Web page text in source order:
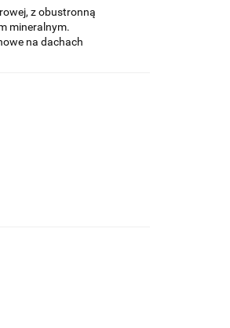
z obustronną
mineralnym.
na dachach